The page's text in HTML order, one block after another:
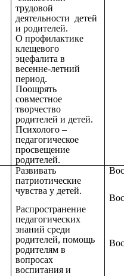
трудовой
деятельности детей
и родителей.
О профилактике
клещевого
эцефалита в
весенне-летний
период.
Поощрять
совместное
творчество
родителей и детей.
Психолого –
педагогическое
просвещение
родителей.
Развивать
патриотические
чувства у детей.
Распространение
педагогических
знаний среди
родителей, помощь
родителям в
вопросах
воспитания и